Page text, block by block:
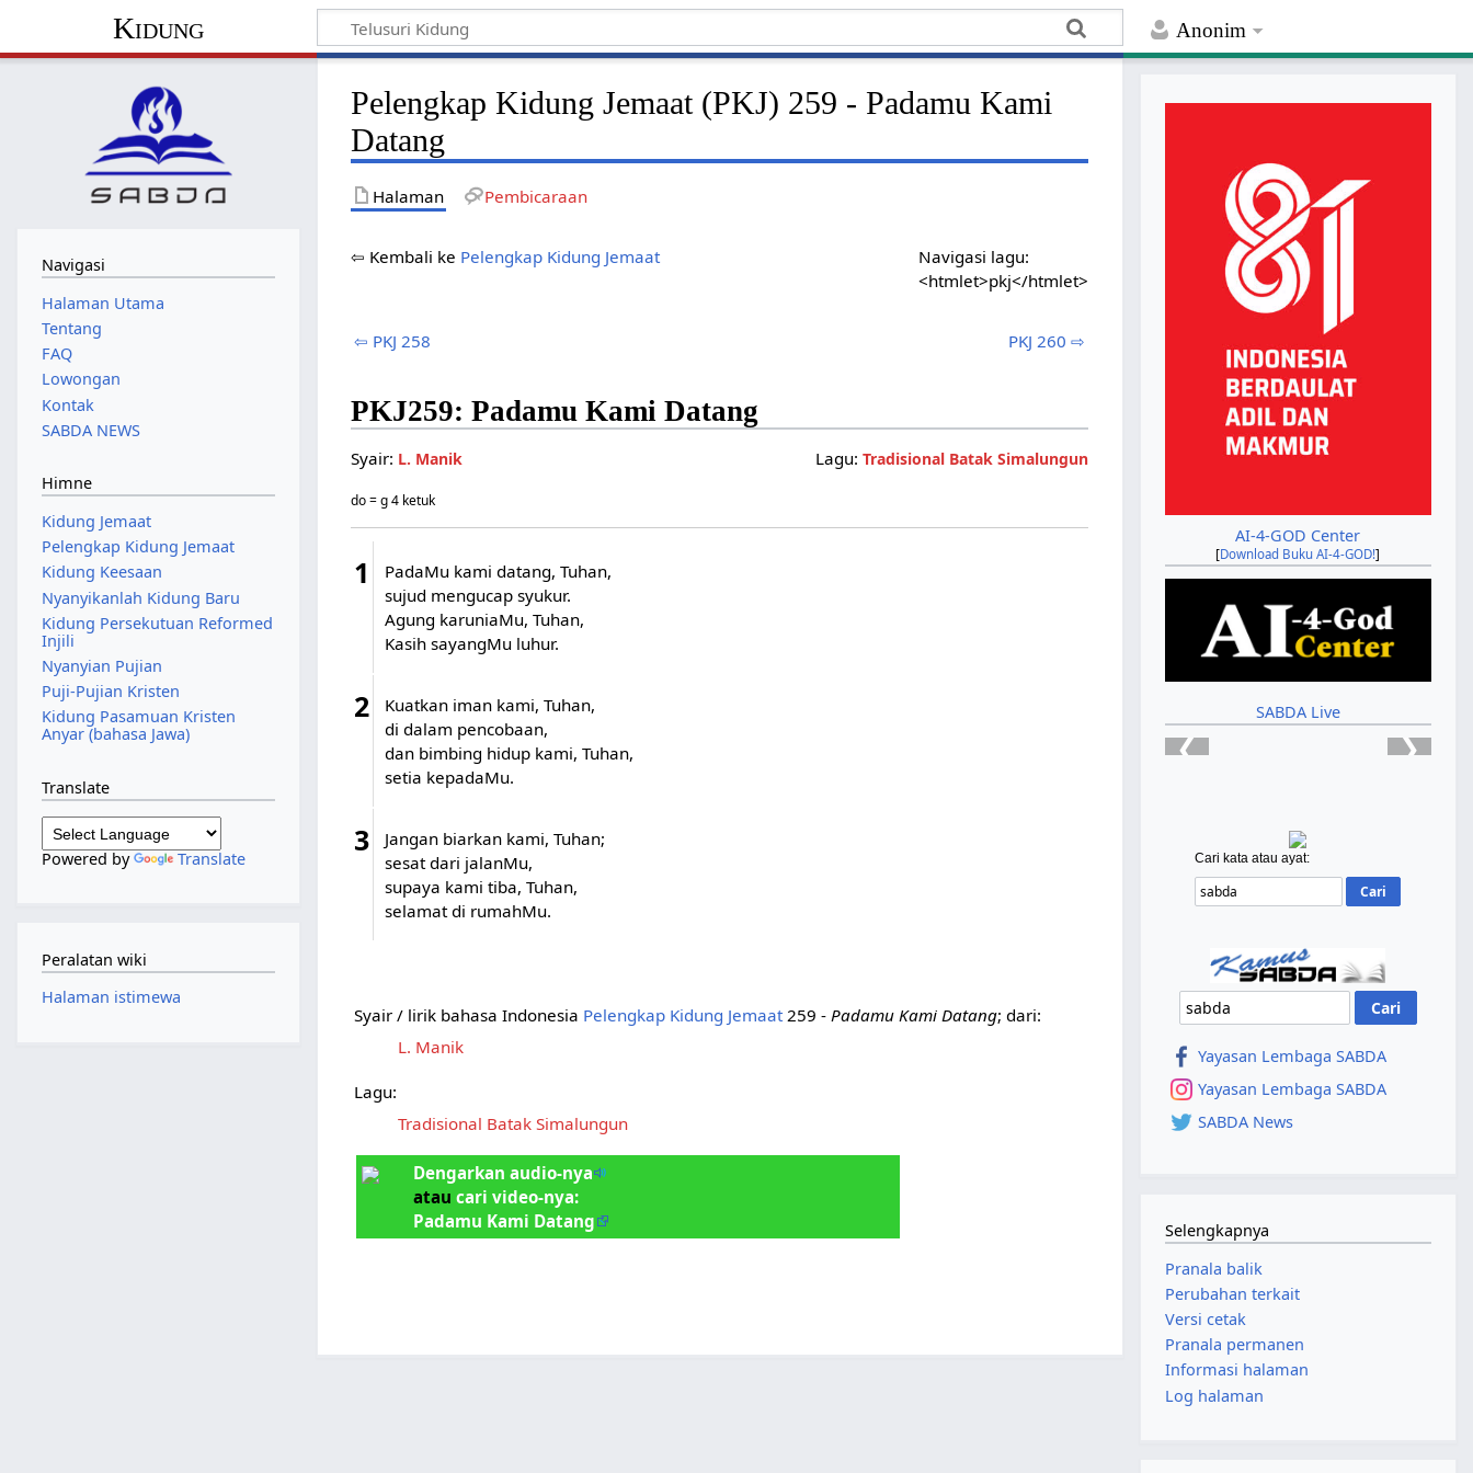
Anonim
Kidung
Pelengkap Kidung Jemaat (PKJ) 259 - Padamu Kami
Datang
Halaman Pembicaraan
Navigasi lagu:
<htmlet>pkj</htmlet>
⇦ Kembali ke Pelengkap Kidung Jemaat
⇦ PKJ 258 PKJ 260 ⇨
PKJ259: Padamu Kami Datang
Lagu:Tradisional Batak Simalungun
Syair: L. Manik
do = g 4 ketuk
1
PadaMu kami datang, Tuhan,
sujud mengucap syukur.
Agung karuniaMu, Tuhan,
Kasih sayangMu luhur.
2
Kuatkan iman kami, Tuhan,
di dalam pencobaan,
dan bimbing hidup kami, Tuhan,
setia kepadaMu.
3
Jangan biarkan kami, Tuhan;
sesat dari jalanMu,
supaya kami tiba, Tuhan,
selamat di rumahMu.
Syair / lirik bahasa Indonesia Pelengkap Kidung Jemaat259 -Padamu Kami Datang; dari:
L. Manik
Lagu:
Tradisional Batak Simalungun
Dengarkan audio-nya
atau cari video-nya:
Padamu Kami Datang
Navigasi
Halaman Utama
Tentang
FAQ
Lowongan
Kontak
SABDA NEWS
Himne
Kidung Jemaat
Pelengkap Kidung Jemaat
Kidung Keesaan
Nyanyikanlah Kidung Baru
Kidung Persekutuan Reformed
Injili
Nyanyian Pujian
Puji-Pujian Kristen
Kidung Pasamuan Kristen
Anyar (bahasa Jawa)
Translate
Powered by Translate
Peralatan wiki
Halaman istimewa
AI-4-GOD Center
[Download Buku AI-4-GOD!]
SABDA Live
❮ ❯
Cari kata atau ayat:
Yayasan Lembaga SABDA
Yayasan Lembaga SABDA
SABDA News
Selengkapnya
Pranala balik
Perubahan terkait
Versi cetak
Pranala permanen
Informasi halaman
Log halaman